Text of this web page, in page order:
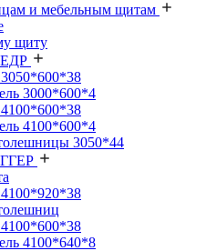
и мебельным щитам
щиту
3000*600*4
4100*600*4
3050*44
4100*640*8